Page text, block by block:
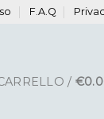
F.A.Q
/ €